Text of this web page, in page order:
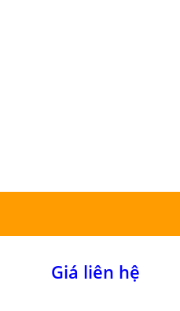
Giá liên hệ